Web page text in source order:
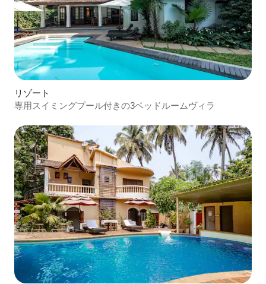
リゾート
専用スイミングプール付きの3ベッドルームヴィラ